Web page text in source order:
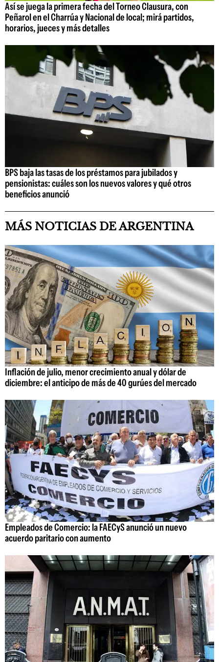
Así se juega la primera fecha del Torneo Clausura, con
Peñarol en el Charrúa y Nacional de local; mirá partidos,
horarios, jueces y más detalles
BPS baja las tasas de los préstamos para jubilados y
pensionistas: cuáles son los nuevos valores y qué otros
beneficios anunció
MÁS NOTICIAS DE ARGENTINA
Inflación de julio, menor crecimiento anual y dólar de
diciembre: el anticipo de más de 40 gurúes del mercado
Empleados de Comercio: la FAECyS anunció un nuevo
acuerdo paritario con aumento